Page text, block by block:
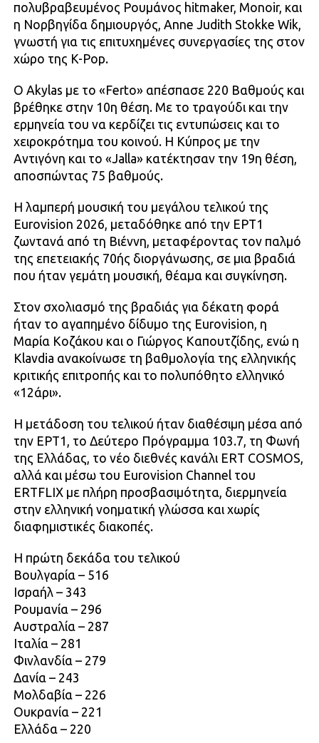
πολυβραβευμένος Ρουμάνος hitmaker, Monoir, και
η Νορβηγίδα δημιουργός, Anne Judith Stokke Wik,
γνωστή για τις επιτυχημένες συνεργασίες της στον
χώρο της K-Pop.
Ο Akylas με το «Ferto» απέσπασε 220 Βαθμούς και
βρέθηκε στην 10η θέση. Με το τραγούδι και την
ερμηνεία του να κερδίζει τις εντυπώσεις και το
χειροκρότημα του κοινού. Η Κύπρος με την
Αντιγόνη και το «Jalla» κατέκτησαν την 19η θέση,
αποσπώντας 75 βαθμούς.
Η λαμπερή μουσική του μεγάλου τελικού της
Eurovision 2026, μεταδόθηκε από την ΕΡΤ1
ζωντανά από τη Βιέννη, μεταφέροντας τον παλμό
της επετειακής 70ής διοργάνωσης, σε μια βραδιά
που ήταν γεμάτη μουσική, θέαμα και συγκίνηση.
Στον σχολιασμό της βραδιάς για δέκατη φορά
ήταν το αγαπημένο δίδυμο της Eurovision, η
Μαρία Κοζάκου και ο Γιώργος Καπουτζίδης, ενώ η
Klavdia ανακοίνωσε τη βαθμολογία της ελληνικής
κριτικής επιτροπής και το πολυπόθητο ελληνικό
«12άρι».
Η μετάδοση του τελικού ήταν διαθέσιμη μέσα από
την ΕΡΤ1, το Δεύτερο Πρόγραμμα 103.7, τη Φωνή
της Ελλάδας, το νέο διεθνές κανάλι ERT COSMOS,
αλλά και μέσω του Eurovision Channel του
ERTFLIX με πλήρη προσβασιμότητα, διερμηνεία
στην ελληνική νοηματική γλώσσα και χωρίς
διαφημιστικές διακοπές.
Η πρώτη δεκάδα του τελικού
Βουλγαρία – 516
Ισραήλ – 343
Ρουμανία – 296
Αυστραλία – 287
Ιταλία – 281
Φινλανδία – 279
Δανία – 243
Μολδαβία – 226
Ουκρανία – 221
Ελλάδα – 220